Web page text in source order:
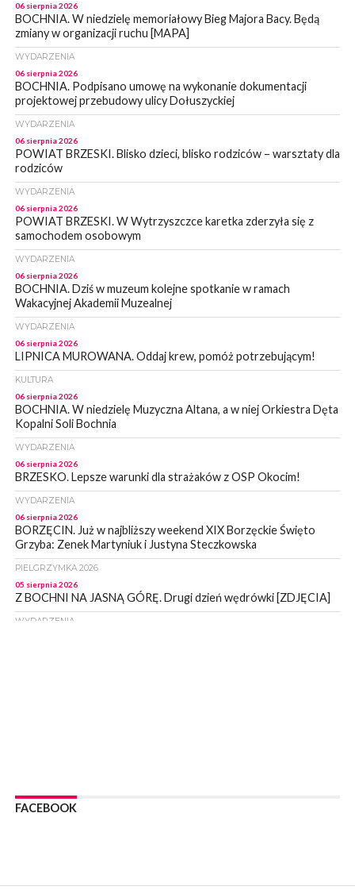
06 sierpnia 2026
BOCHNIA. W niedzielę memoriałowy Bieg Majora Bacy. Będą
zmiany w organizacji ruchu [MAPA]
WYDARZENIA
06 sierpnia 2026
BOCHNIA. Podpisano umowę na wykonanie dokumentacji
projektowej przebudowy ulicy Dołuszyckiej
WYDARZENIA
06 sierpnia 2026
POWIAT BRZESKI. Blisko dzieci, blisko rodziców – warsztaty dla
rodziców
WYDARZENIA
06 sierpnia 2026
POWIAT BRZESKI. W Wytrzyszczce karetka zderzyła się z
samochodem osobowym
WYDARZENIA
06 sierpnia 2026
BOCHNIA. Dziś w muzeum kolejne spotkanie w ramach
Wakacyjnej Akademii Muzealnej
WYDARZENIA
06 sierpnia 2026
LIPNICA MUROWANA. Oddaj krew, pomóż potrzebującym!
KULTURA
06 sierpnia 2026
BOCHNIA. W niedzielę Muzyczna Altana, a w niej Orkiestra Dęta
Kopalni Soli Bochnia
WYDARZENIA
06 sierpnia 2026
BRZESKO. Lepsze warunki dla strażaków z OSP Okocim!
WYDARZENIA
06 sierpnia 2026
BORZĘCIN. Już w najbliższy weekend XIX Borzęckie Święto
Grzyba: Zenek Martyniuk i Justyna Steczkowska
PIELGRZYMKA 2026
05 sierpnia 2026
Z BOCHNI NA JASNĄ GÓRĘ. Drugi dzień wędrówki [ZDJĘCIA]
WYDARZENIA
GMINA DRWINIA. 45 dzieci będzie się uczyć pływać. Zajęcia
ruszą we wrześniu
FACEBOOK